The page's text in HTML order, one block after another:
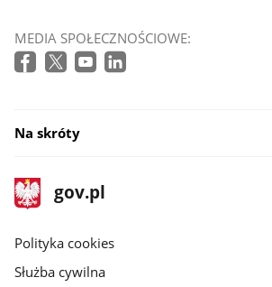
MEDIA SPOŁECZNOŚCIOWE:
Na skróty
stopka
gov.pl
Strona
gov.pl
gov.pl
Polityka cookies
Służba cywilna